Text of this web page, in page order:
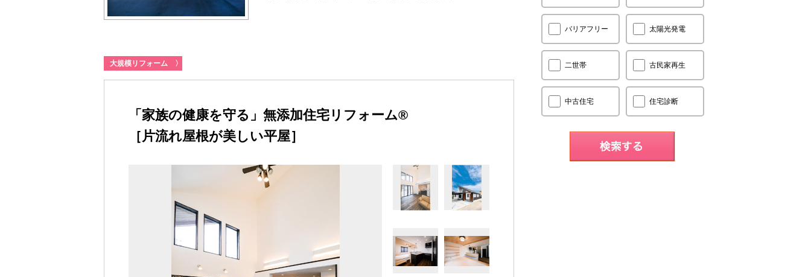
大規模リフォーム 〉
「家族の健康を守る」無添加住宅リフォーム®
［片流れ屋根が美しい平屋］
バリアフリー 太陽光発電
二世帯 古民家再生
中古住宅 住宅診断